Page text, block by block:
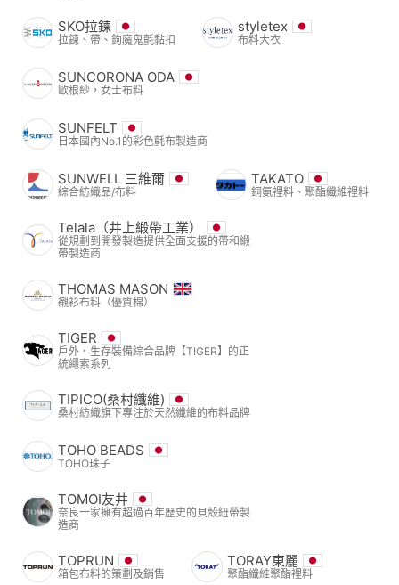
SKO拉鍊
拉鍊、帶、鉤魔鬼氈黏扣
styletex
布料大衣
SUNCORONA ODA
歐根紗，女士布料
SUNFELT
日本國內No.1的彩色氈布製造商
SUNWELL 三維爾
綜合紡織品/布料
TAKATO
銅氨裡料、聚酯纖維裡料
Telala（井上緞帶工業）
從規劃到開發製造提供全面支援的帶和緞
帶製造商
THOMAS MASON
襯衫布料（優質棉）
TIGER
戶外・生存裝備綜合品牌【TIGER】的正
統繩索系列
TIPICO(桑村纖維)
桑村紡織旗下專注於天然纖維的布料品牌
TOHO BEADS
TOHO珠子
TOMOI友井
奈良一家擁有超過百年歷史的貝殼紐帶製
造商
TOPRUN
箱包布料的策劃及銷售
TORAY東麗
聚酯纖維聚酯裡料